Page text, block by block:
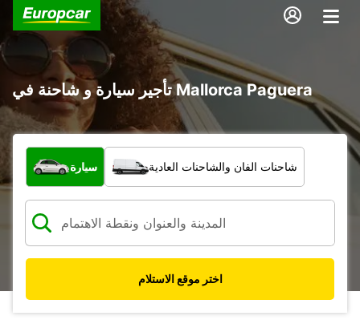
تأجير سيارة و شاحنة في Mallorca Paguera
ما نوع المركبة؟
سيارة شاحنات الفان والشاحنات العادية
اختر موقع الاستلام